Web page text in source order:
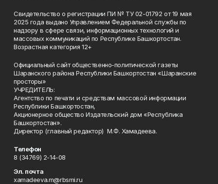
Свидетельство о регистрации ПИ № ТУ 02-01792 от 19 мая
2025 года выдано Управлением Федеральной службы по
надзору в сфере связи, информационных технологий и
массовых коммуникаций по Республике Башкортостан.
Возрастная категория 12+
Официальный сайт общественно-политической газеты
Шаранского района Республики Башкортостан «Шаранские
просторы»
УЧРЕДИТЕЛЬ:
Агентство по печати и средствам массовой информации
Республики Башкортостан,
Акционерное общество Издательский дом «Республика
Башкортостан».
Директор (главный редактор) М.Ф. Хамадеева.
Телефон
8 (34769) 2-14-08
Эл. почта
xamadeeva.m@rbsmi.ru